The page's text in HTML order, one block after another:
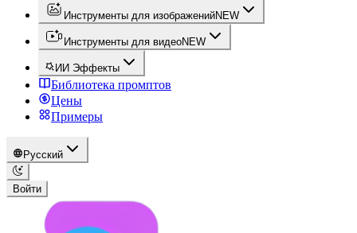
Инструменты для изображенийNEW
Инструменты для видеоNEW
ИИ Эффекты
Библиотека промптов
Цены
Примеры
Русский
Войти